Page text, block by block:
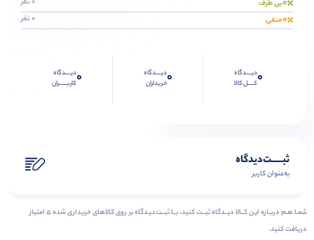
بی طرف
0منفی 0 نفر
0دیــــدگاه
کــــل کالا
0دیــــدگاه
خریداران
0دیــــدگاه
کاربـــــران
ثبـــــت‌دیدگاه
به‌عنوان کاربر
شمـا هـم دربـاره ایـن کــالا دیــدگاه ثبــت کنید، بــا ثبــت‌دیـدگاه بر روی کالاهای خریداری شده ۵ امتیاز
دریافت کنید.